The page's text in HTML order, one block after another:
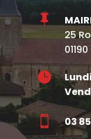

25
 Lundi
 03